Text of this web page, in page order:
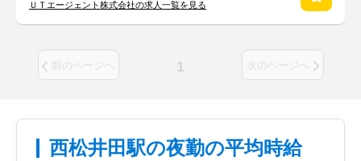
ＵＴエージェント株式会社の求人一覧を見る
前のページへ 1 次のページへ
西松井田駅の夜勤の平均時給